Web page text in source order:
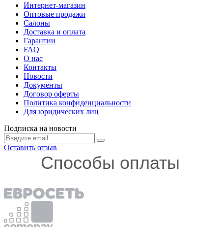
Интернет-магазин
Оптовые продажи
Салоны
Доставка и оплата
Гарантии
FAQ
О нас
Контакты
Новости
Документы
Договор оферты
Политика конфиденциальности
Для юридических лиц
Подписка на новости
Оставить отзыв
Способы оплаты